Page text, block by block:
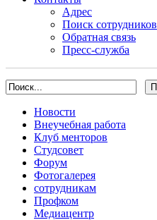
Адрес
Поиск сотрудников
Обратная связь
Пресс-служба
Новости
Внеучебная работа
Клуб менторов
Студсовет
Форум
Фотогалерея
сотрудникам
Профком
Медиацентр